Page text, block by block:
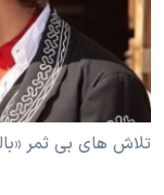
فرهنگ و زندگی
حقوق شهروندی
اقتصادی
علم و فناوری
انتخابات ریاست
حمله جمهوری
رمز مهسا
دنبال کنید
تلاش های بی ثمر